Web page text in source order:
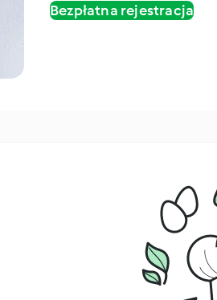
Bezpłatna rejestracja